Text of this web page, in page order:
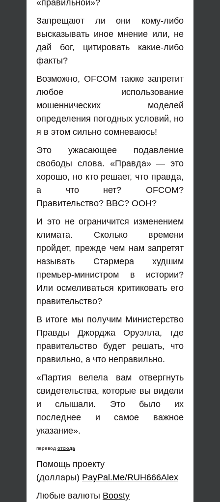
«правильной»?
Запрещают ли они кому-либо
высказывать иное мнение или, не
дай бог, цитировать какие-либо
факты?
Возможно, OFCOM также запретит
любое использование
мошеннических моделей
определения погодных условий, но
я в этом сильно сомневаюсь!
Это ужасающее подавление
свободы слова. «Правда» — это
хорошо, но кто решает, что правда,
а что нет? OFCOM?
Правительство? BBC? ООН?
И это не ограничится изменением
климата. Сколько времени
пройдет, прежде чем нам запретят
называть Стармера худшим
премьер-министром в истории?
Или осмеливаться критиковать его
правительство?
В итоге мы получим Министерство
Правды Джорджа Оруэлла, где
правительство будет решать, что
правильно, а что неправильно.
«Партия велела вам отвергнуть
свидетельства, которые вы видели
и слышали. Это было их
последнее и самое важное
указание».
перевод отсюда
Помощь проекту
(доллары) PayPal.Me/RUH666Alex
Любые валюты Boosty